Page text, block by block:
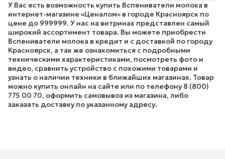
У Вас есть возможность купить Вспениватели молока в
интернет-магазине «Ценалом» в городе Красноярск по
цене до 999999. У нас на витринах представлен самый
широкий ассортимент товара. Вы можете приобрести
Вспениватели молока в кредит и с доставкой по городу
Красноярск, а так же ознакомиться с подробными
техническими характеристиками, посмотреть фото и
видео, сравнить устройство с похожими товарами и
узнать о наличии техники в ближайших магазинах. Товар
можно купить онлайн на сайте или по телефону 8 (800)
775 00 70, оформить самовывоз из магазина, либо
заказать доставку по указанному адресу.